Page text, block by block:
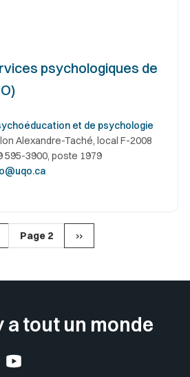
psychologiques de
et de psychologie
Alexandre-Taché, local F-2008
595-3900, poste 1979
précédente
Page 2 Page suivante
››
a tout un monde
l'UQO
de l'UQO
X (Twitter) de l'UQO
YouTube de l'UQO